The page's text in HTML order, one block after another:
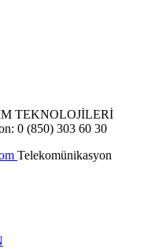
TEKNOLOJİLERİ
0 (850) 303 60 30
Telekomünikasyon